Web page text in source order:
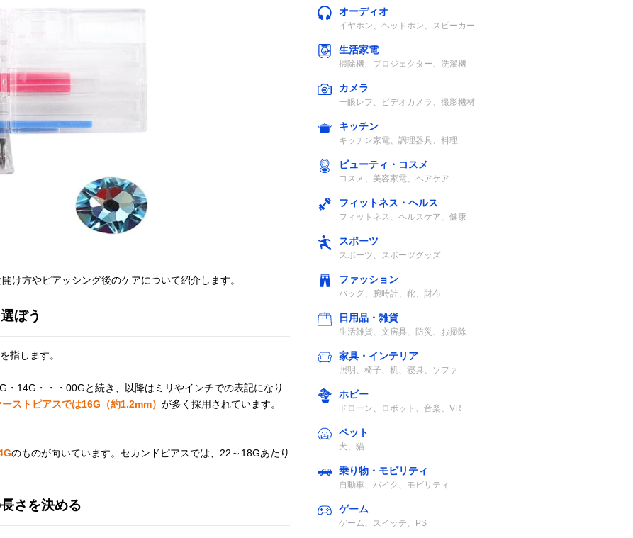
け方やピアッシング後のケアについて紹介します。
ぼう
を指します。
14G・・・00Gと続き、以降はミリやインチでの表記になり
ストピアスでは16G（約1.2mm） が多く採用されています。
のものが向いています。セカンドピアスでは、22～18Gあたり
さを決める
オーディオ
イヤホン、ヘッドホン、スピーカー
生活家電
掃除機、プロジェクター、洗濯機
カメラ
一眼レフ、ビデオカメラ、撮影機材
キッチン
キッチン家電、調理器具、料理
ビューティ・コスメ
コスメ、美容家電、ヘアケア
フィットネス・ヘルス
フィットネス、ヘルスケア、健康
スポーツ
スポーツ、スポーツグッズ
ファッション
バッグ、腕時計、靴、財布
日用品・雑貨
生活雑貨、文房具、防災、お掃除
家具・インテリア
照明、椅子、机、寝具、ソファ
ホビー
ドローン、ロボット、音楽、VR
ペット
犬、猫
乗り物・モビリティ
自動車、バイク、モビリティ
ゲーム
ゲーム、スイッチ、PS